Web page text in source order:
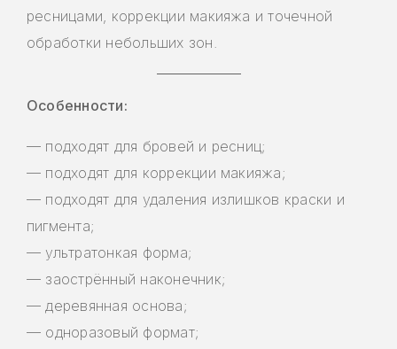
ресницами, коррекции макияжа и точечной
обработки небольших зон.
Особенности:
— подходят для бровей и ресниц;
— подходят для коррекции макияжа;
— подходят для удаления излишков краски и
пигмента;
— ультратонкая форма;
— заострённый наконечник;
— деревянная основа;
— одноразовый формат;